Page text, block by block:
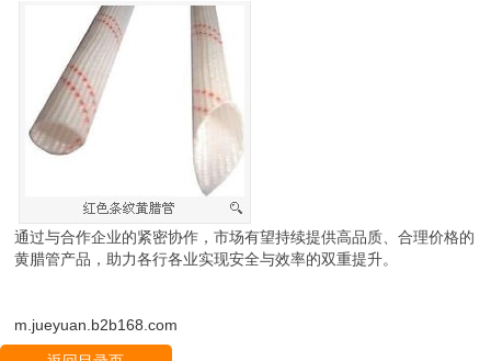
通过与合作企业的紧密协作，市场有望持续提供高品质、合理价格的
黄腊管产品，助力各行各业实现安全与效率的双重提升。
m.jueyuan.b2b168.com